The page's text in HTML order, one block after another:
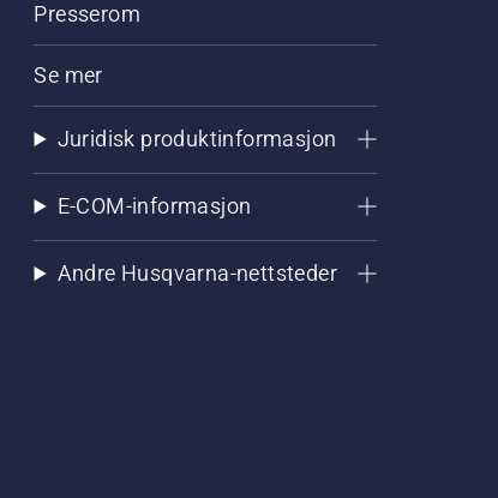
Presserom
Se mer
Juridisk produktinformasjon
E-COM-informasjon
Andre Husqvarna-nettsteder